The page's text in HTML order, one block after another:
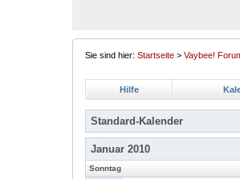
Sie sind hier: Startseite > Vaybee!
Hilfe
Standard-Kalender
Januar 2010
Sonntag